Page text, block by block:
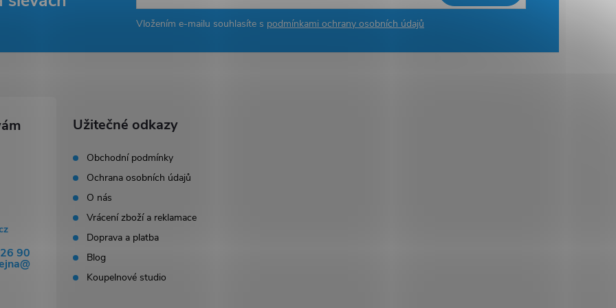
Vložením e-mailu souhlasíte s podmínkami ochrany osobních údajů
90
Užitečné odkazy
Obchodní podmínky
Ochrana osobních údajů
O nás
Vrácení zboží a reklamace
Doprava a platba
Blog
Koupelnové studio